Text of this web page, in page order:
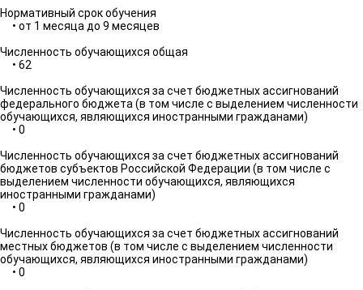
Нормативный срок обучения
• от 1 месяца до 9 месяцев
Численность обучающихся общая
• 62
Численность обучающихся за счет бюджетных ассигнований
федерального бюджета (в том числе с выделением численности
обучающихся, являющихся иностранными гражданами)
• 0
Численность обучающихся за счет бюджетных ассигнований
бюджетов субъектов Российской Федерации (в том числе с
выделением численности обучающихся, являющихся
иностранными гражданами)
• 0
Численность обучающихся за счет бюджетных ассигнований
местных бюджетов (в том числе с выделением численности
обучающихся, являющихся иностранными гражданами)
• 0